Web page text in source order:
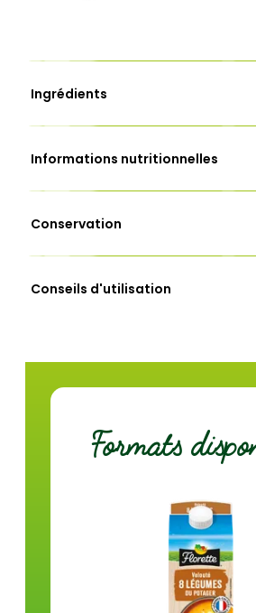
Ingrédients
Informations nutritionnelles
dont sucres (g)
Conservation
Conseils d'utilisation
Formats